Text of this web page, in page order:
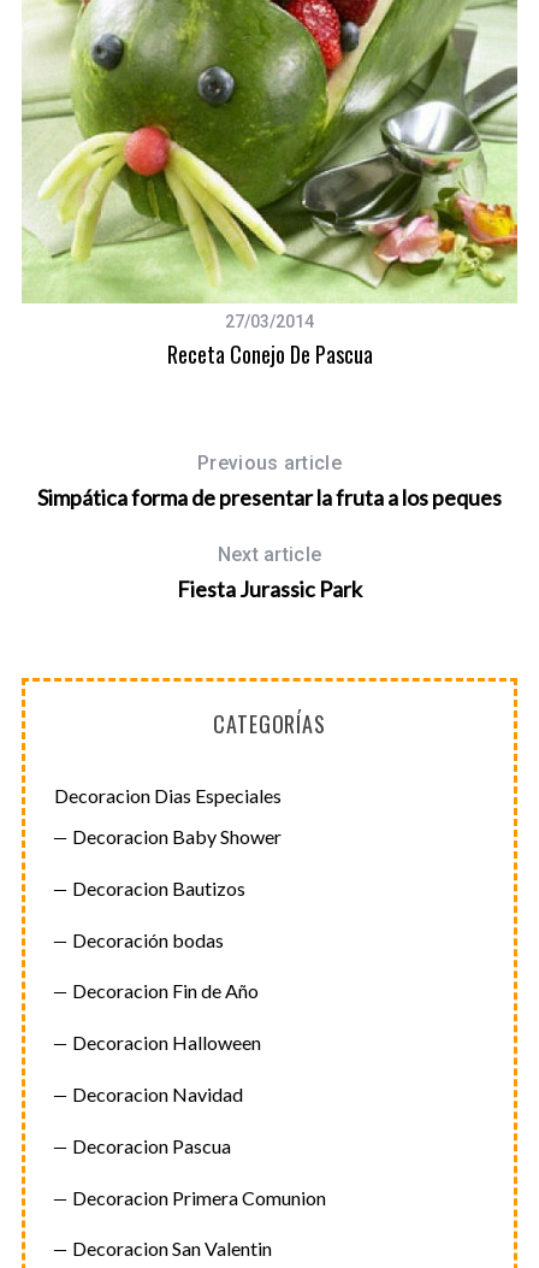
27/03/2014
Receta Conejo De Pascua
Previous article
Simpática forma de presentar la fruta a los peques
Next article
Fiesta Jurassic Park
CATEGORÍAS
Decoracion Dias Especiales
Decoracion Baby Shower
Decoracion Bautizos
Decoración bodas
Decoracion Fin de Año
Decoracion Halloween
Decoracion Navidad
Decoracion Pascua
Decoracion Primera Comunion
Decoracion San Valentin
S
e
a